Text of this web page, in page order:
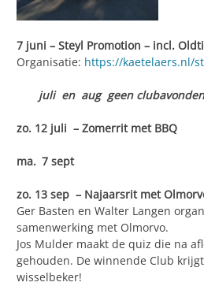
7 juni – Steyl Promotion – incl.
Organisatie: https://kaetelaers.nl/
juli en aug geen
zo. 12 juli – Zomerrit met BBQ
ma. 7 sept
zo. 13 sep – Najaarsrit met
Ger Basten en Walter Langen
samenwerking met Olmorvo.
Jos Mulder maakt de quiz die na
gehouden. De winnende Club
wisselbeker!